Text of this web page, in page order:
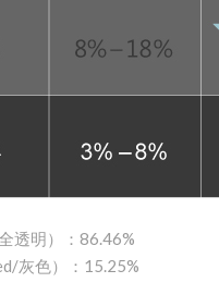
透明）：86.46%​
灰色）：15.25%​